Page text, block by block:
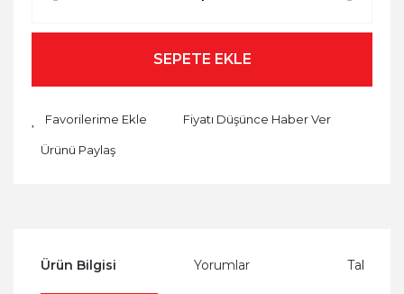
SEPETE EKLE
Fiyatı Düşünce Haber Ver
Ürünü Paylaş
Ürün Bilgisi Yorumlar Taksit